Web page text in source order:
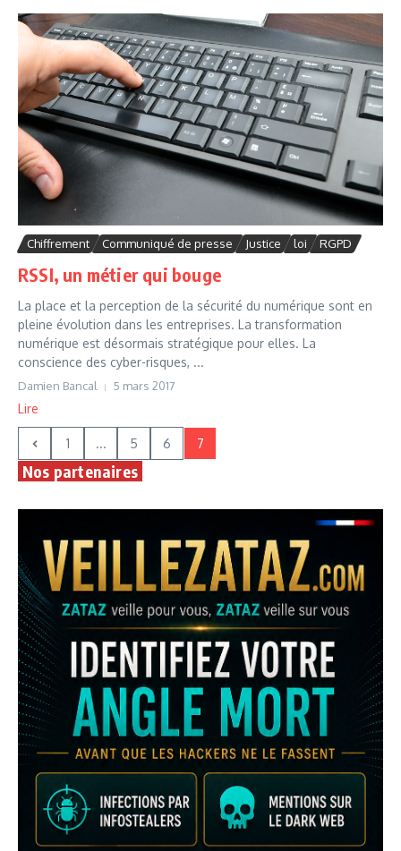
Chiffrement Communiqué de presse Justice loi RGPD
RSSI, un métier qui bouge
La place et la perception de la sécurité du numérique sont en
pleine évolution dans les entreprises. La transformation
numérique est désormais stratégique pour elles. La
conscience des cyber-risques, ...
Damien Bancal 5 mars 2017
Lire
1 ... 5 6 7
Nos partenaires